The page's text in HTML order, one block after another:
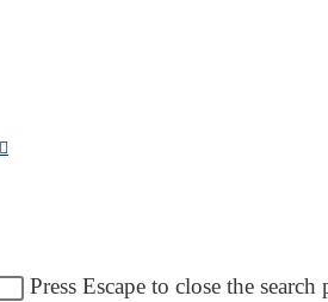
Press Escape to close the search